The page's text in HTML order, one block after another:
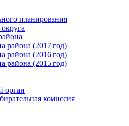
планирования
района (2017 год)
района (2016 год)
района (2015 год)
орган
комиссия